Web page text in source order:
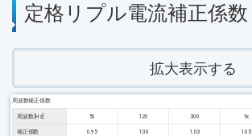
定格リプル電流補正係数
拡大表示する
周波数補正係数
周波数 [Hz] 50 120 300 1k
補正係数 0.95 1.00 1.03 1.05